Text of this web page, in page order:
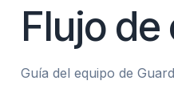
Flujo
Guía del equipo de